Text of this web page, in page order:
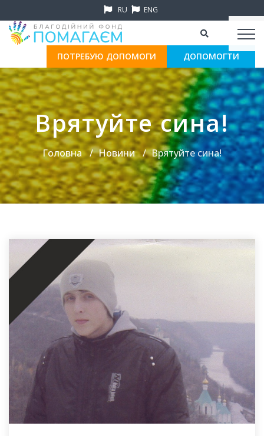
RU ENG
ПОТРЕБУЮ ДОПОМОГИ ДОПОМОГТИ
Врятуйте сина!
Головна Новини Врятуйте сина!